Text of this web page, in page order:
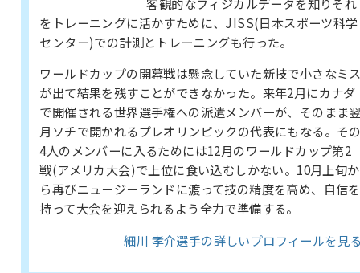
をトレーニングに活かすために、JISS(日本スポーツ科学
センター)での計測とトレーニングも行った。
ワールドカップの開幕戦は懸念していた新技で小さなミ
が出て結果を残すことができなかった。来年2月にカナダ
で開催される世界選手権への派遣メンバーが、そのまま
月ソチで開かれるプレオリンピックの代表にもなる。そ
4人のメンバーに入るためには12月のワールドカップ第2
戦(アメリカ大会)で上位に食い込むしかない。10月上旬か
ら再びニュージーランドに渡って技の精度を高め、自信を
持って大会を迎えられるよう全力で準備する。
細川 孝介選手の詳しいプロフィールを見